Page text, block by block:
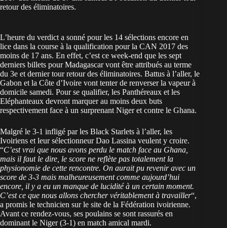
retour des éliminatoires.
L’heure du verdict a sonné pour les 14 sélections encore en
lice dans la course à la qualification pour la CAN 2017 des
moins de 17 ans. En effet, c’est ce week-end que les sept
derniers billets pour Madagascar vont être attribués au terme
du 3e et dernier tour retour des éliminatoires. Battus à l’aller, le
Gabon et la Côte d’Ivoire vont tenter de renverser la vapeur à
domicile samedi. Pour se qualifier, les Panthéreaux et les
Eléphanteaux devront marquer au moins deux buts
respectivement face à un surprenant Niger et contre le Ghana.
Malgré le 3-1 infligé par les Black Starlets à l’aller, les
Ivoiriens et leur sélectionneur Dao Lassina veulent y croire.
“C’est vrai que nous avons perdu le match face au Ghana,
mais il faut le dire, le score ne reflète pas totalement la
physionomie de cette rencontre. On aurait pu revenir avec un
score de 3-3 mais malheureusement comme aujourd’hui
encore, il y a eu un manque de lucidité à un certain moment.
C’est ce que nous allons chercher véritablement à travailler“,
a promis le technicien sur le site de la Fédération ivoirienne.
Avant ce rendez-vous, ses poulains se sont rassurés en
dominant le Niger (3-1) en match amical mardi.